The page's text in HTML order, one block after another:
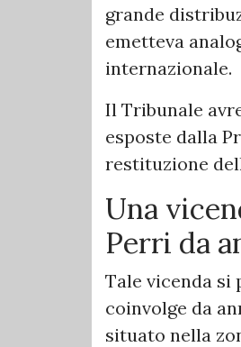
grande
emetteva
internazionale.
Il Tribunale
esposte dalla
restituzione
Una
Perri da
Tale vicenda si
coinvolge da
situato nella